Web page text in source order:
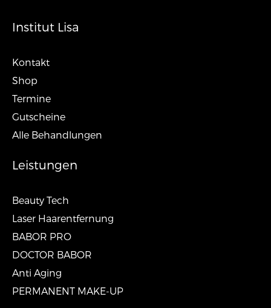
Institut Lisa
Kontakt
Shop
Termine
Gutscheine
Alle Behandlungen
Leistungen
Beauty Tech
Laser Haarentfernung
BABOR PRO
DOCTOR BABOR
Anti Aging
PERMANENT MAKE-UP